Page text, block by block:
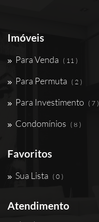
Imóveis
Para Venda ( 11 )
Para Permuta ( 2 )
Para Investimento ( 7 )
Condomínios ( 8 )
Favoritos
Sua Lista ( 0 )
Atendimento